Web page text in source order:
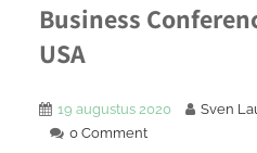
Business
USA
19 augustus 2020 Sven
0 Comment